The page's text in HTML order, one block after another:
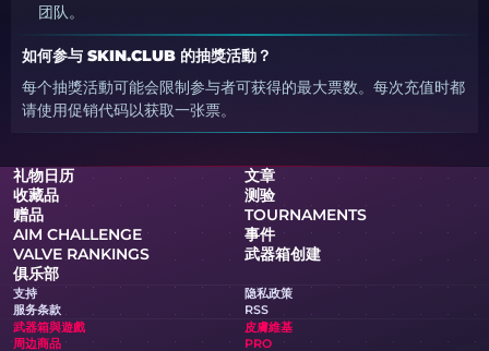
团队。
如何参与 SKIN.CLUB 的抽獎活動？
每个抽獎活動可能会限制参与者可获得的最大票数。每次充值时都
请使用促销代码以获取一张票。
礼物日历
文章
收藏品
测验
赠品
TOURNAMENTS
AIM CHALLENGE
事件
VALVE RANKINGS
武器箱创建
俱乐部
支持
隐私政策
服务条款
RSS
武器箱與遊戲
皮膚維基
周边商品
PRO